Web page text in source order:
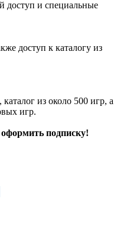
доступ и специальные
доступ к каталогу из
из около 500 игр, а
игр.
оформить подписку!